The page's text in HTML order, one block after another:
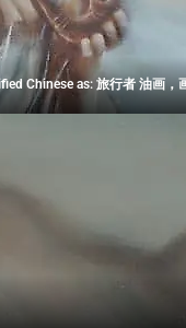
Путник масло, холст can be translated into simplified Chinese as: